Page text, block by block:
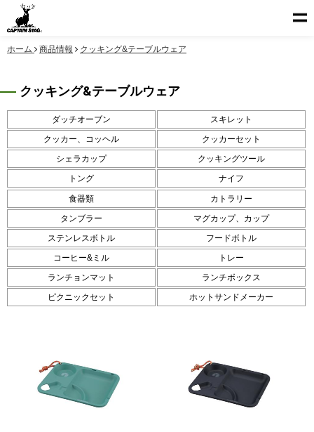
ホーム 商品情報 クッキング&テーブルウェア
クッキング&テーブルウェア
ダッチオーブン スキレット
クッカー、コッヘル クッカーセット
シェラカップ クッキングツール
トング ナイフ
食器類 カトラリー
タンブラー マグカップ、カップ
ステンレスボトル フードボトル
コーヒー&ミル トレー
ランチョンマット ランチボックス
ピクニックセット ホットサンドメーカー